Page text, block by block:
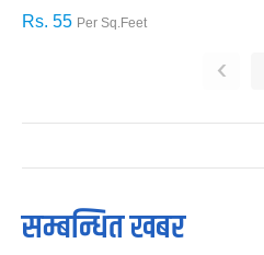
Rs. 55 Per Sq.Feet
‹
सम्बन्धित खबर